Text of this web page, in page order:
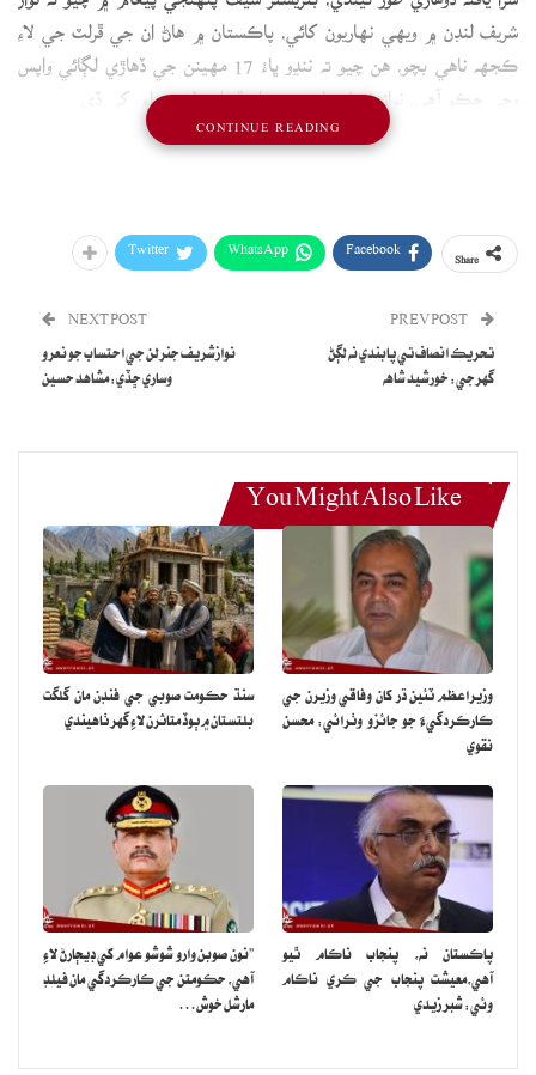
شريف لنڊن ۾ ويهي نهاريون کائي، پاڪستان ۾ هاڻ ان جي ڦرلٽ جي لاءِ
ڪجهه ناهي بچو، هن چيو ته ننڍو ڀاءُ 17 مهينن جي ڏهاڙي لڳائي واپس
وڃي چڪو آهي، نواز شريف واپسي بدران ڦريل دولت عوام کي ڏي.
Facebook
WhatsApp
Twitter
تحريڪ انصاف تي پابندي نه لڳڻ
گهرجي: خورشيد شاهه
NEXT POST
نوازشريف جنرلن جي احتساب جو نعرو
وساري ڇڏي: مشاهد حسين
You Might Also Like
وزيراعظم ٽئين ڌر کان وفاقي وزيرن جي
ڪارڪردگيءَ جو جائزو وٺرائي: محسن
نقوي
سنڌ حڪومت صوبي جي فنڊن مان گلگت
بلتستان ۾ ٻوڏ متاثرن لاءِ گهر ٺاهيندي
پاڪستان نه، پنجاب ناڪام ٿيو
آهي،معيشت پنجاب جي ڪري ناڪام
وئي: شبر زيدي
”نون صوبن وارو شوشو عوام کي ڊيڄارڻ لاءِ
آهي، حڪومتن جي ڪارڪردگي مان فيلڊ
مارشل خوش…